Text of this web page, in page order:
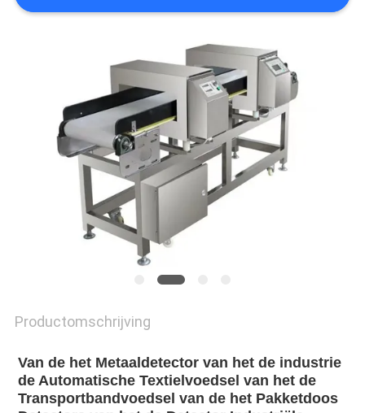
Productomschrijving
Van de het Metaaldetector van het de industrie
de Automatische Textielvoedsel van het de
Transportbandvoedsel van de het Pakketdoos